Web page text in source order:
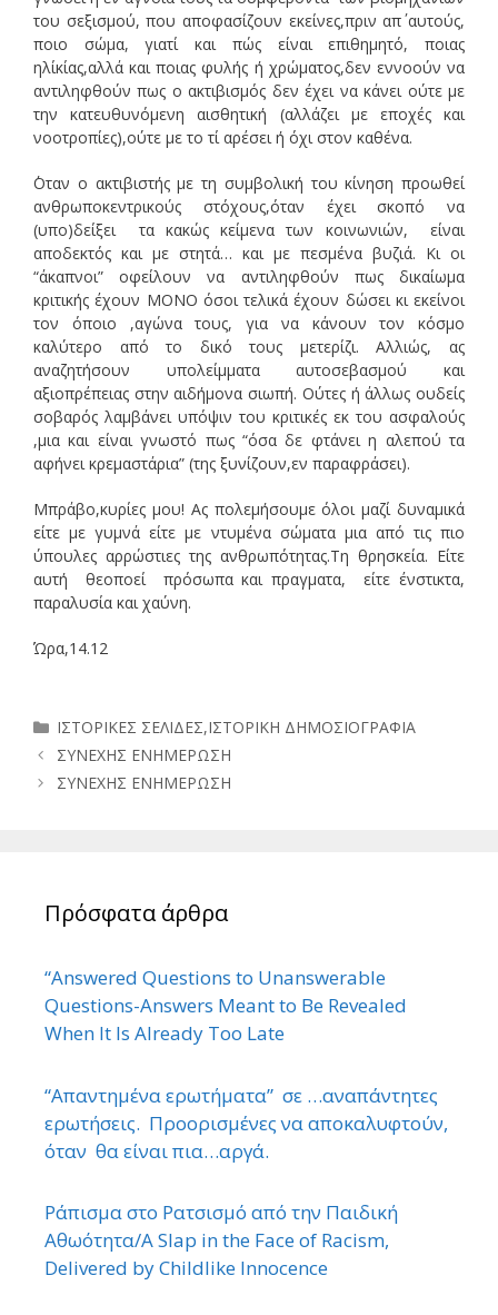
του σεξισμού, που αποφασίζουν εκείνες,πριν απ΄ αυτούς,
ποιο σώμα, γιατί και πώς είναι επιθημητό, ποιας
ηλίκίας,αλλά και ποιας φυλής ή χρώματος,δεν εννοούν να
αντιληφθούν πως ο ακτιβισμός δεν έχει να κάνει ούτε με
την κατευθυνόμενη αισθητική (αλλάζει με εποχές και
νοοτροπίες),ούτε με το τί αρέσει ή όχι στον καθένα.
΄Οταν ο ακτιβιστής με τη συμβολική του κίνηση προωθεί
ανθρωποκεντρικούς στόχους,όταν έχει σκοπό να
(υπο)δείξει τα κακώς κείμενα των κοινωνιών, είναι
αποδεκτός και με στητά… και με πεσμένα βυζιά. Κι οι
“άκαπνοι” οφείλουν να αντιληφθούν πως δικαίωμα
κριτικής έχουν ΜΟΝΟ όσοι τελικά έχουν δώσει κι εκείνοι
τον όποιο ,αγώνα τους, για να κάνουν τον κόσμο
καλύτερο από το δικό τους μετερίζι. Αλλιώς, ας
αναζητήσουν υπολείμματα αυτοσεβασμού και
αξιοπρέπειας στην αιδήμονα σιωπή. Ούτες ή άλλως ουδείς
σοβαρός λαμβάνει υπόψιν του κριτικές εκ του ασφαλούς
,μια και είναι γνωστό πως “όσα δε φτάνει η αλεπού τα
αφήνει κρεμαστάρια” (της ξυνίζουν,εν παραφράσει).
Μπράβο,κυρίες μου! Ας πολεμήσουμε όλοι μαζί δυναμικά
είτε με γυμνά είτε με ντυμένα σώματα μια από τις πιο
ύπουλες αρρώστιες της ανθρωπότητας.Τη θρησκεία. Είτε
αυτή θεοποεί πρόσωπα και πραγματα, είτε ένστικτα,
παραλυσία και χαύνη.
Ώρα,14.12
Κατηγορίες
ΙΣΤΟΡΙΚΕΣ ΣΕΛΙΔΕΣ,ΙΣΤΟΡΙΚΗ ΔΗΜΟΣΙΟΓΡΑΦΙΑ
ΣΥΝΕΧΗΣ ΕΝΗΜΕΡΩΣΗ
ΣΥΝΕΧΗΣ ΕΝΗΜΕΡΩΣΗ
Πρόσφατα άρθρα
“Answered Questions to Unanswerable
Questions-Answers Meant to Be Revealed
When It Is Already Too Late
“Απαντημένα ερωτήματα” σε …αναπάντητες
ερωτήσεις. Προορισμένες να αποκαλυφτούν,
όταν θα είναι πια…αργά.
Ράπισμα στο Ρατσισμό από την Παιδική
Αθωότητα/A Slap in the Face of Racism,
Delivered by Childlike Innocence